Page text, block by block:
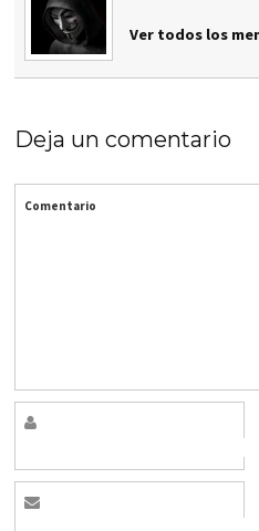
Ver todos los
Deja un comentario
Comentario